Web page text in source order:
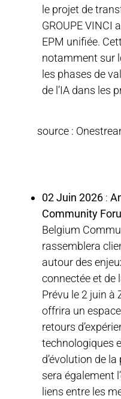
le projet de
GROUPE VINCI
EPM unifiée.
notamment sur
les phases de
de l’IA dans les
source :
02 Juin 2026 :
Community
Belgium
rassemblera
autour des
connectée et de
Prévu le 2 juin à
offrira un
retours
technologiques
d’évolution de
sera également
liens entre les